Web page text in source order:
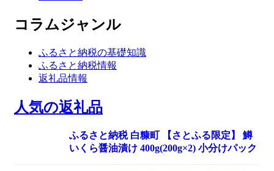
コラムジャンル
ふるさと納税の基礎知識
ふるさと納税情報
返礼品情報
人気の返礼品
ふるさと納税 白糠町 【さとふる限定】 鱒
いくら醤油漬け 400g(200g×2) 小分けパック